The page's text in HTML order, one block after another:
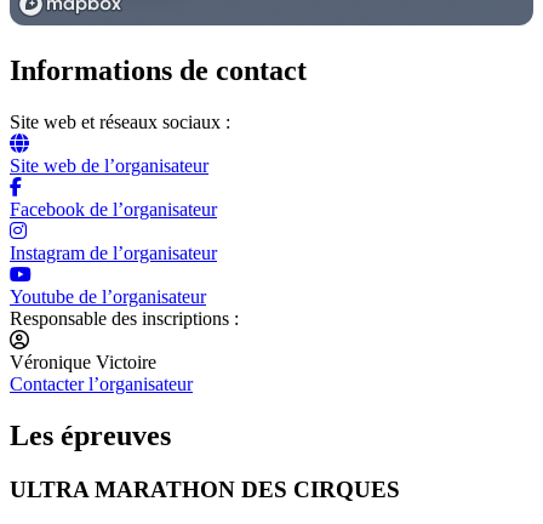
Informations de contact
Site web et réseaux sociaux :
Site web de l’organisateur
Facebook de l’organisateur
Instagram de l’organisateur
Youtube de l’organisateur
Responsable des inscriptions :
Véronique Victoire
Contacter l’organisateur
Les épreuves
ULTRA MARATHON DES CIRQUES